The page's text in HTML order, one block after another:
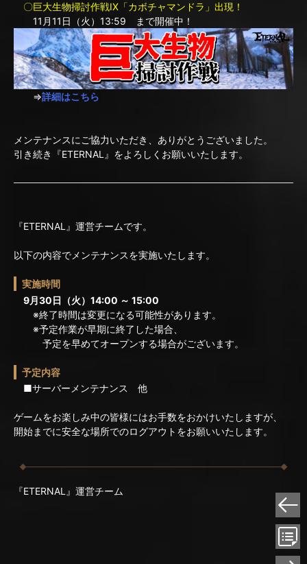
〇巨大生物掃討作戦IX「カボチャマンドラ」出現！
11月11日（火）13:59 まで開催中！
⇒詳細はこちら
メンテナンスにご協力いただき、ありがとうございました。
引き続き『ETERNAL』をよろしくお願いいたします。
『ETERNAL』運営チームです。
以下の内容でメンテナンスを実施いたします。
実施時間
9月30日（火）14:00 ～ 15:00
※終了時間は変更になる可能性があります。
※予定作業が早期に終了した場合、
予定を早めてオープンする場合がございます。
予定内容
■サーバーメンテナンス 他
ゲームをお楽しみ中の皆様にはお手数をおかけいたしますが、
開始までに安全な場所でのログアウトをお願いいたします。
『ETERNAL』運営チーム